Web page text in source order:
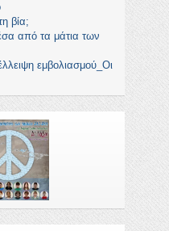
βία;
από τα μάτια των
εμβολιασμού_Οι